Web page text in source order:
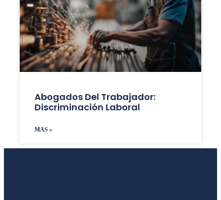
Abogados Del Trabajador:
Discriminación Laboral
MAS »